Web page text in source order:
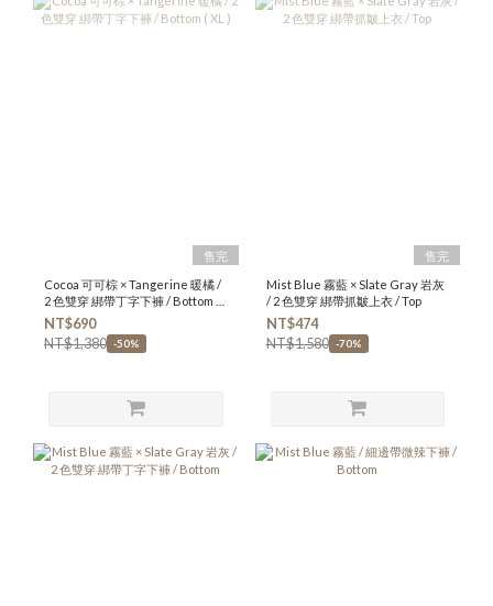
售完
Cocoa 可可棕 × Tangerine 暖橘 /
2 色雙穿 綁帶丁字下褲 / Bottom (
XL )
NT$690
NT$1,380 -50%
售完
Mist Blue 霧藍 × Slate Gray 岩灰
/ 2 色雙穿 綁帶抓皺上衣 / Top
NT$474
NT$1,580 -70%